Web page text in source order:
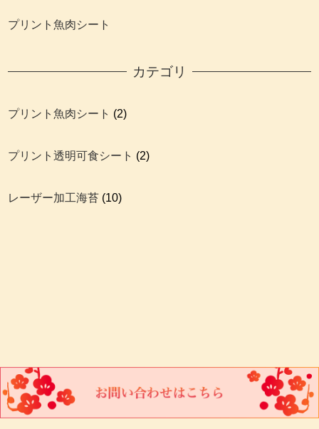
プリント魚肉シート
カテゴリ
プリント魚肉シート (2)
プリント透明可食シート (2)
レーザー加工海苔 (10)